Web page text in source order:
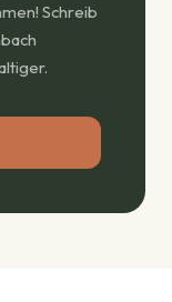
Schreib